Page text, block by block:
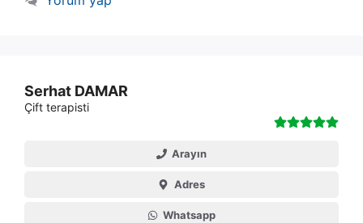
Serhat DAMAR
Çift terapisti
Arayın
Adres
Whatsapp